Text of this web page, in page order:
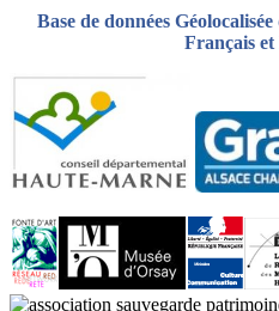
Base de données
Français